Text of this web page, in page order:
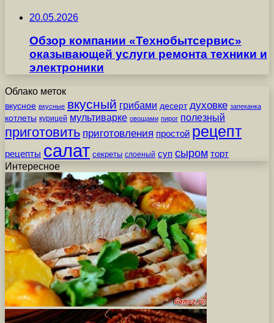
20.05.2026
Обзор компании «Технобытсервис»
оказывающей услуги ремонта техники и
электроники
Облако меток
вкусное вкусные вкусный грибами десерт духовке запеканка
котлеты курицей мультиварке овощами пирог полезный
приготовить приготовления простой рецепт
рецепты салат секреты слоеный суп сыром торт
Интересное